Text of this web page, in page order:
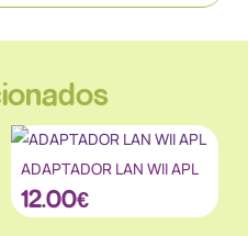
ADAPTADOR LAN WII APL
12.00€